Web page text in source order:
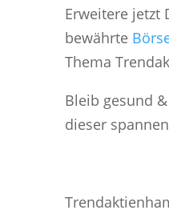
Erweitere jetzt
bewährte
Thema
Bleib gesund
dieser